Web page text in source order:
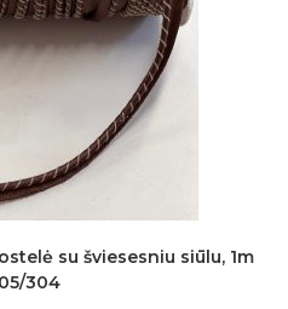
su šviesesniu siūlu, 1m
304